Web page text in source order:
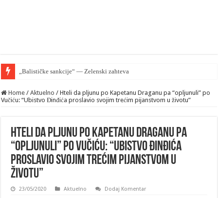
„Balističke sankcije“ — Zelenski zahteva od EU zaštiti Kijev ali p
Home / Aktuelno / Hteli da pljunu po Kapetanu Draganu pa “opljunuli” po
Vučiću: “Ubistvo Đinđića proslavio svojim trećim pijanstvom u životu”
Hteli da pljunu po Kapetanu Draganu pa
“opljunuli” po Vučiću: “Ubistvo Đinđića
proslavio svojim trećim pijanstvom u
životu”
23/05/2020 Aktuelno Dodaj Komentar